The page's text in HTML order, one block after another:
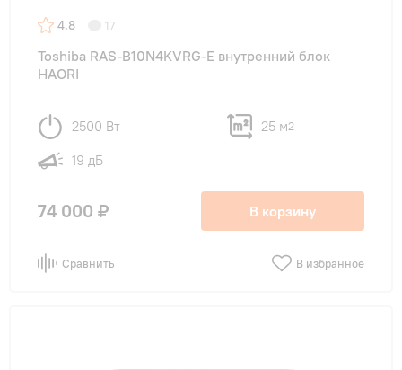
4.8 17
Toshiba RAS-B10N4KVRG-E внутренний блок
HAORI
2500 Вт 25 м2
19 дБ
74 000 ₽ В корзину
Сравнить В избранное